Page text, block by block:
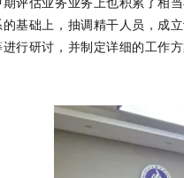
基础上，抽调精干人员，成
行研讨，并制定详细的工作方